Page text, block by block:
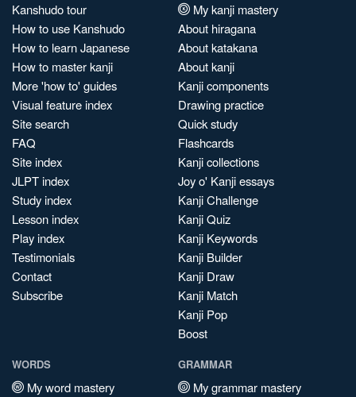
Kanshudo tour
How to use Kanshudo
How to learn Japanese
How to master kanji
More 'how to' guides
Visual feature index
Site search
FAQ
Site index
JLPT index
Study index
Lesson index
Play index
Testimonials
Contact
Subscribe
My kanji mastery
About hiragana
About katakana
About kanji
Kanji components
Drawing practice
Quick study
Flashcards
Kanji collections
Joy o' Kanji essays
Kanji Challenge
Kanji Quiz
Kanji Keywords
Kanji Builder
Kanji Draw
Kanji Match
Kanji Pop
Boost
WORDS
My word mastery
GRAMMAR
My grammar mastery